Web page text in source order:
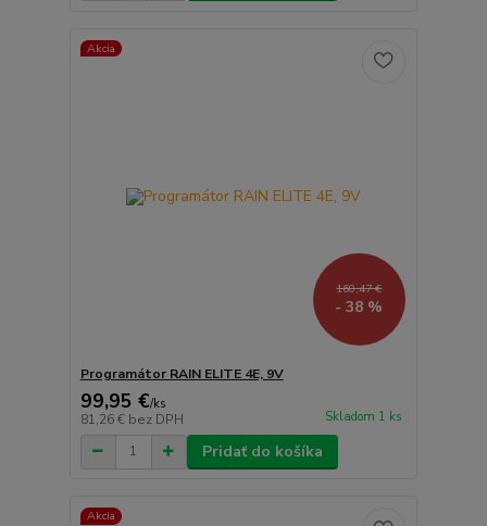
Akcia
160,47 €
- 38 %
Programátor RAIN ELITE 4E, 9V
99,95 €/ks
81,26 € bez DPH Skladom 1 ks
Pridať do košíka
Akcia